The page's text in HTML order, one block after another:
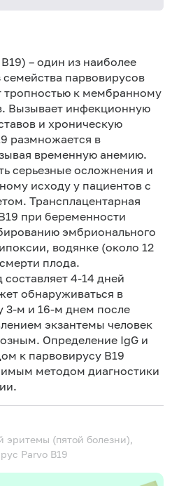
– один из наиболее
парвовирусов
тропностью к мембранному
Вызывает инфекционную
и хроническую
размножается в
временную анемию.
серьезные осложнения и
исходу у пациентов с
Трансплацентарная
при беременности
эмбрионального
водянке (около 12
плода.
4-14 дней
обнаруживаться в
3-м и 16-м днем после
экзантемы человек
Определение IgG и
к парвовирусу В19
методом диагностики
эритемы (пятой болезни),
Parvo B19